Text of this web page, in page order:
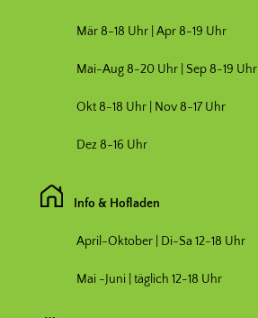
Mär 8-18 Uhr | Apr 8-19 Uhr
Mai-Aug 8-20 Uhr | Sep 8-19 Uhr
Okt 8-18 Uhr | Nov 8-17 Uhr
Dez 8-16 Uhr
Info & Hofladen
April-Oktober | Di-Sa 12-18 Uhr
Mai -Juni | täglich 12-18 Uhr